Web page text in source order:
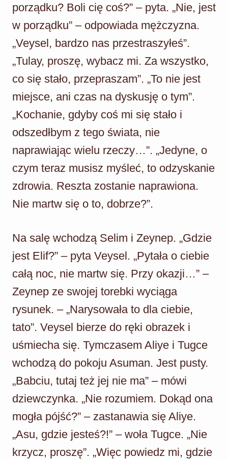
porządku? Boli cię coś?” – pyta. „Nie, jest
w porządku” – odpowiada mężczyzna.
„Veysel, bardzo nas przestraszyłeś”.
„Tulay, proszę, wybacz mi. Za wszystko,
co się stało, przepraszam”. „To nie jest
miejsce, ani czas na dyskusję o tym”.
„Kochanie, gdyby coś mi się stało i
odszedłbym z tego świata, nie
naprawiając wielu rzeczy…”. „Jedyne, o
czym teraz musisz myśleć, to odzyskanie
zdrowia. Reszta zostanie naprawiona.
Nie martw się o to, dobrze?”.
Na salę wchodzą Selim i Zeynep. „Gdzie
jest Elif?” – pyta Veysel. „Pytała o ciebie
całą noc, nie martw się. Przy okazji…” –
Zeynep ze swojej torebki wyciąga
rysunek. – „Narysowała to dla ciebie,
tato”. Veysel bierze do ręki obrazek i
uśmiecha się. Tymczasem Aliye i Tugce
wchodzą do pokoju Asuman. Jest pusty.
„Babciu, tutaj też jej nie ma” – mówi
dziewczynka. „Nie rozumiem. Dokąd ona
mogła pójść?” – zastanawia się Aliye.
„Asu, gdzie jesteś?!” – woła Tugce. „Nie
krzycz, proszę”. „Więc powiedz mi, gdzie